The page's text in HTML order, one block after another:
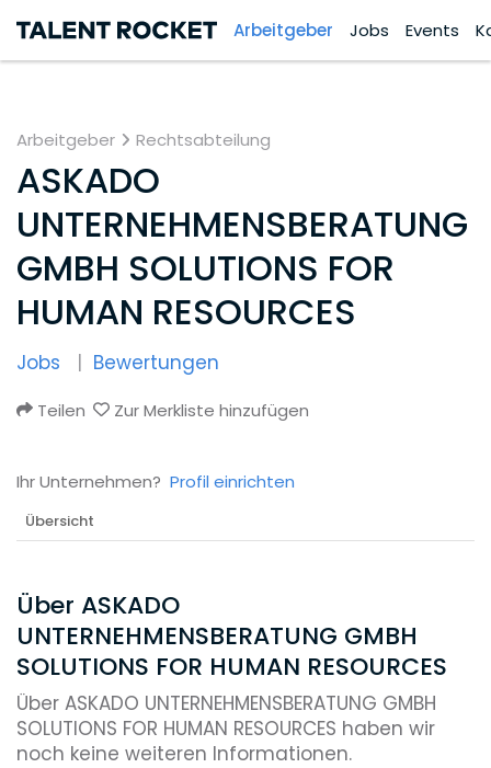
Arbeitgeber Jobs Events
Arbeitgeber Rechtsabteilung
ASKADO
UNTERNEHMENSBERATUNG
GMBH SOLUTIONS FOR
HUMAN RESOURCES
Jobs Bewertungen
Teilen Zur Merkliste hinzufügen
Ihr Unternehmen? Profil einrichten
Übersicht
Über ASKADO
UNTERNEHMENSBERATUNG GMBH
SOLUTIONS FOR HUMAN RESOURCES
Über ASKADO UNTERNEHMENSBERATUNG GMBH
SOLUTIONS FOR HUMAN RESOURCES haben wir
noch keine weiteren Informationen.